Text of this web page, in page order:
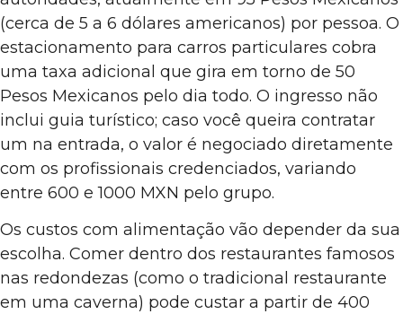
(cerca de 5 a 6 dólares americanos) por pessoa. O
estacionamento para carros particulares cobra
uma taxa adicional que gira em torno de 50
Pesos Mexicanos pelo dia todo. O ingresso não
inclui guia turístico; caso você queira contratar
um na entrada, o valor é negociado diretamente
com os profissionais credenciados, variando
entre 600 e 1000 MXN pelo grupo.
Os custos com alimentação vão depender da sua
escolha. Comer dentro dos restaurantes famosos
nas redondezas (como o tradicional restaurante
em uma caverna) pode custar a partir de 400